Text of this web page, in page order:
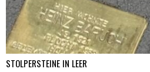
STOLPERSTEINE IN LEER